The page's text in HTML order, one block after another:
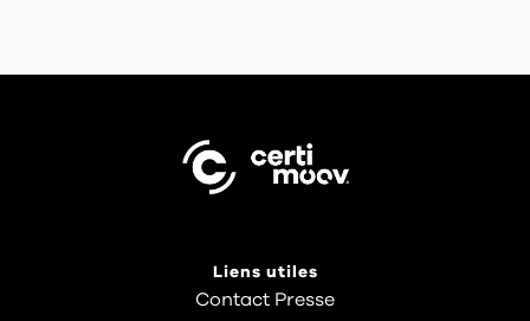
Liens utiles
Contact Presse